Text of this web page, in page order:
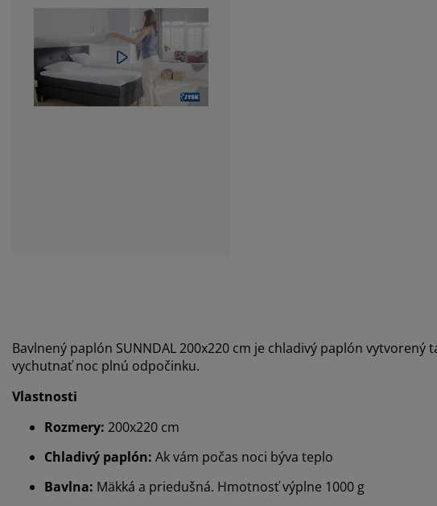
Bavlnený paplón SUNNDAL 200x220 cm je chladivý paplón
vychutnať noc plnú odpočinku.
Vlastnosti
Rozmery: 200x220 cm
Chladivý paplón: Ak vám počas noci býva teplo
Bavlna: Mäkká a priedušná. Hmotnosť výplne 1000 g